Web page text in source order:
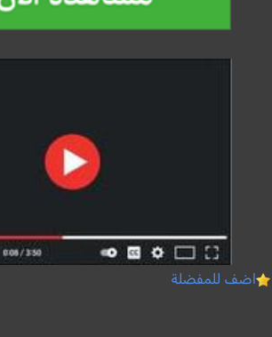
اضف للمفضلة